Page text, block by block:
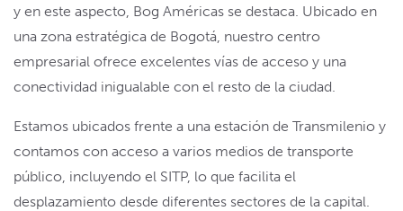
y en este aspecto, Bog Américas se destaca. Ubicado en
una zona estratégica de Bogotá, nuestro centro
empresarial ofrece excelentes vías de acceso y una
conectividad inigualable con el resto de la ciudad.
Estamos ubicados frente a una estación de Transmilenio y
contamos con acceso a varios medios de transporte
público, incluyendo el SITP, lo que facilita el
desplazamiento desde diferentes sectores de la capital.